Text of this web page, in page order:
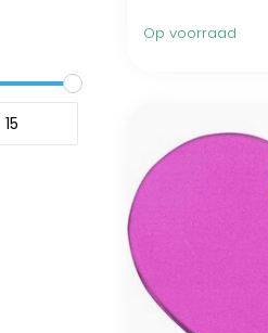
Op voorraad